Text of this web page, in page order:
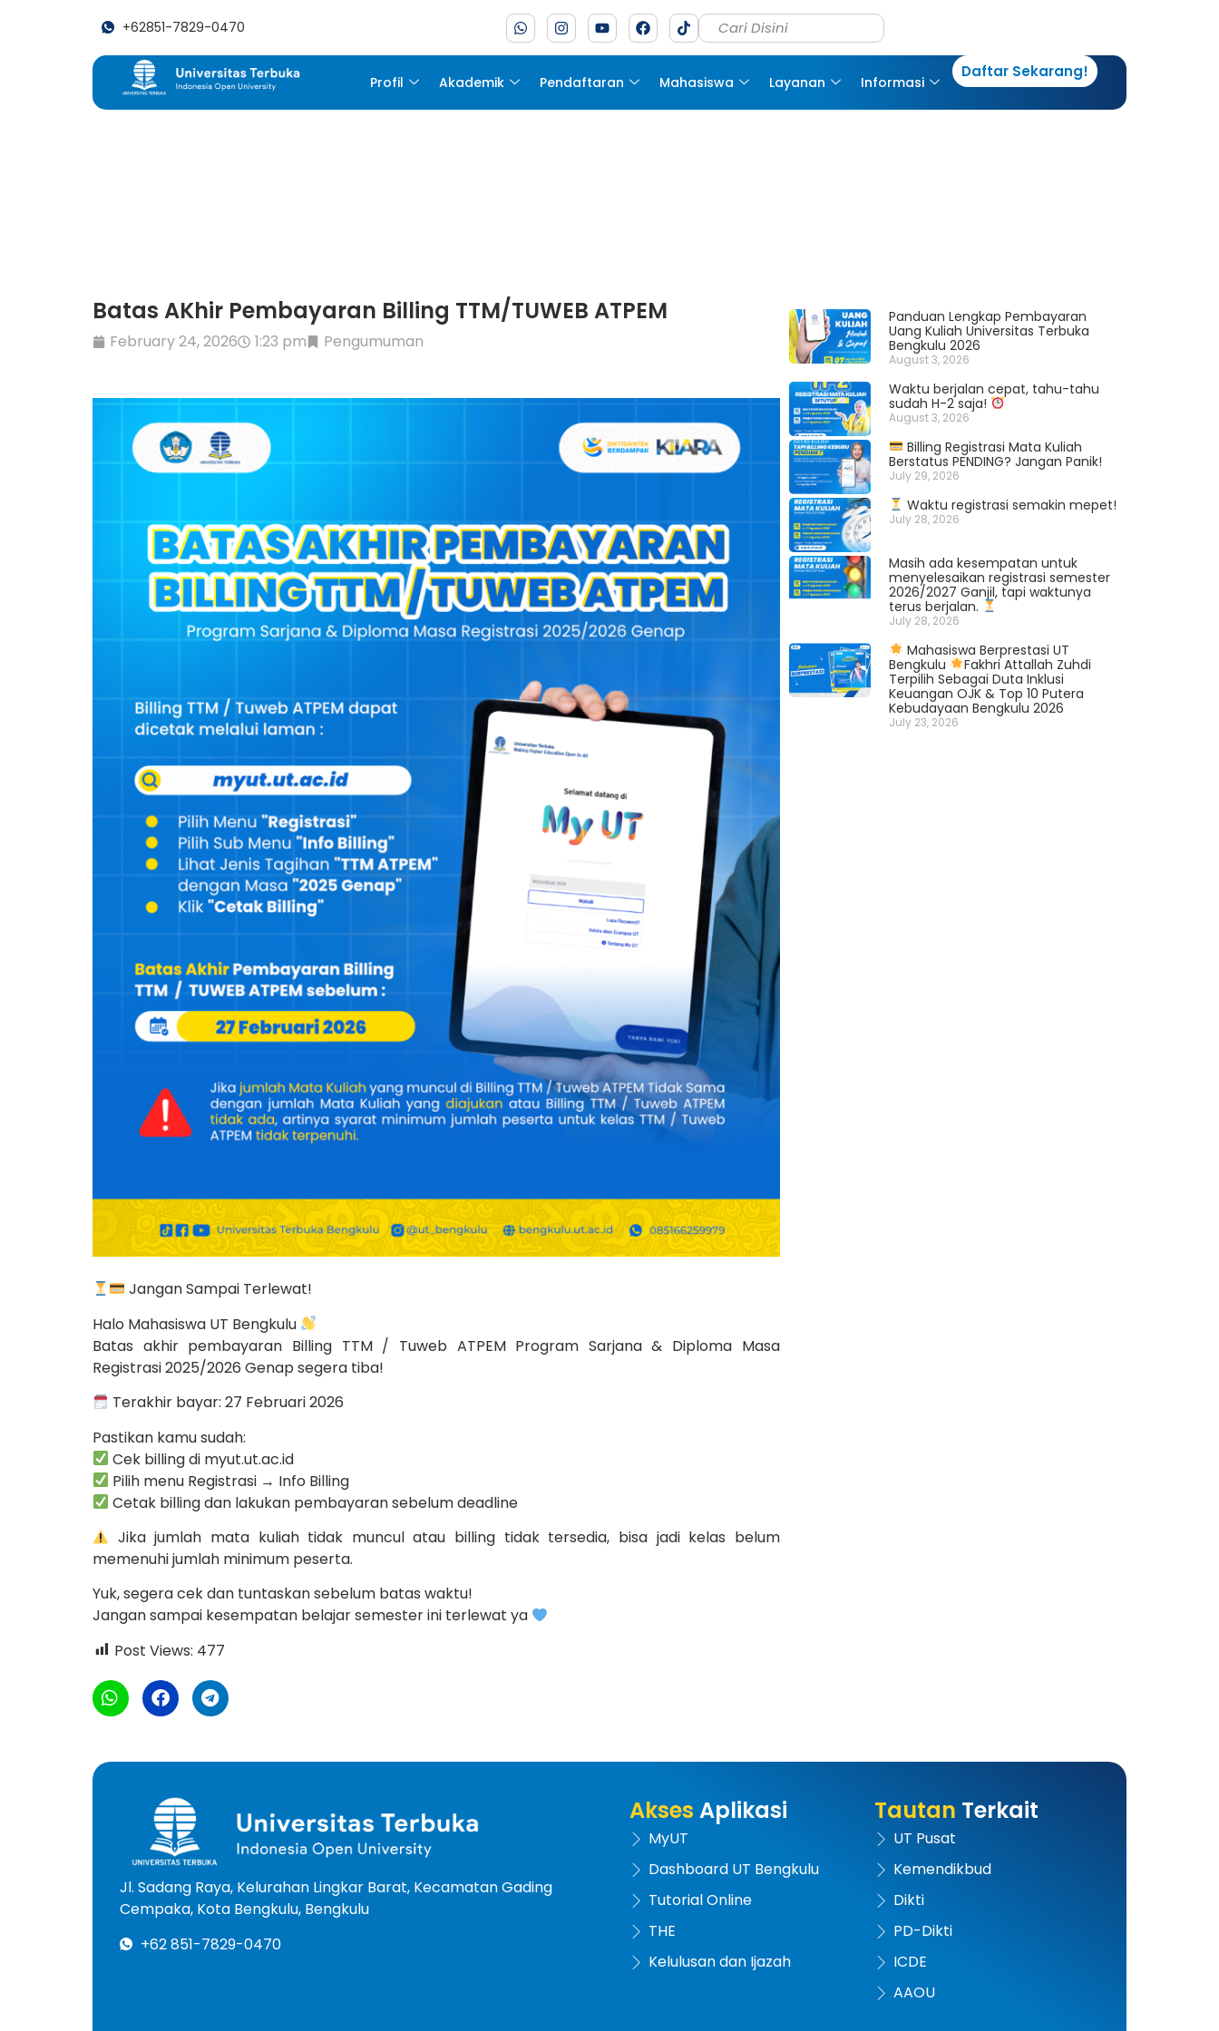
+62851-7829-0470
Profil Akademik Pendaftaran Mahasiswa Layanan Informasi
Daftar Sekarang!
Batas AKhir Pembayaran Billing TTM/TUWEB ATPEM
February 24, 2026 1:23 pm Pengumuman
Jangan Sampai Terlewat!
Halo Mahasiswa UT Bengkulu
Batas akhir pembayaran Billing TTM / Tuweb ATPEM Program Sarjana & Diploma Masa
Registrasi 2025/2026 Genap segera tiba!
Terakhir bayar: 27 Februari 2026
Pastikan kamu sudah:
Cek billing di myut.ut.ac.id
Pilih menu Registrasi → Info Billing
Cetak billing dan lakukan pembayaran sebelum deadline
Jika jumlah mata kuliah tidak muncul atau billing tidak tersedia, bisa jadi kelas belum
memenuhi jumlah minimum peserta.
Yuk, segera cek dan tuntaskan sebelum batas waktu!
Jangan sampai kesempatan belajar semester ini terlewat ya
Post Views: 477
Panduan Lengkap Pembayaran
Uang Kuliah Universitas Terbuka
Bengkulu 2026
August 3, 2026
Waktu berjalan cepat, tahu-tahu
sudah H-2 saja!
August 3, 2026
Billing Registrasi Mata Kuliah
Berstatus PENDING? Jangan Panik!
July 29, 2026
Waktu registrasi semakin mepet!
July 28, 2026
Masih ada kesempatan untuk
menyelesaikan registrasi semester
2026/2027 Ganjil, tapi waktunya
terus berjalan.
July 28, 2026
Mahasiswa Berprestasi UT
Bengkulu
Fakhri Attallah Zuhdi
Terpilih Sebagai Duta Inklusi
Keuangan OJK & Top 10 Putera
Kebudayaan Bengkulu 2026
July 23, 2026
Jl. Sadang Raya, Kelurahan Lingkar Barat, Kecamatan Gading
Cempaka, Kota Bengkulu, Bengkulu
+62 851-7829-0470
Akses Aplikasi
MyUT
Dashboard UT Bengkulu
Tutorial Online
THE
Kelulusan dan Ijazah
Tautan Terkait
UT Pusat
Kemendikbud
Dikti
PD-Dikti
ICDE
AAOU